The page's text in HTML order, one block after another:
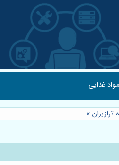
غذایی
»